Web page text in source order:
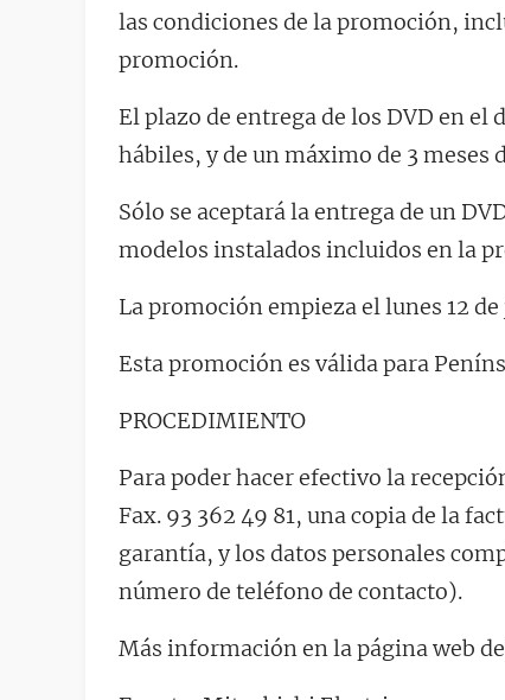
las condiciones de la promoción,
promoción.
El plazo de entrega de los DVD en
hábiles, y de un máximo de 3 meses
Sólo se aceptará la entrega de un
modelos instalados incluidos en la
La promoción empieza el lunes 12
Esta promoción es válida para
PROCEDIMIENTO
Para poder hacer efectivo la
Fax. 93 362 49 81, una copia de la
garantía, y los datos personales
número de teléfono de contacto).
Más información en la página web